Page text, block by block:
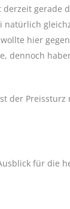
gerade
natürlich
wollte hier
dennoch
der
für die